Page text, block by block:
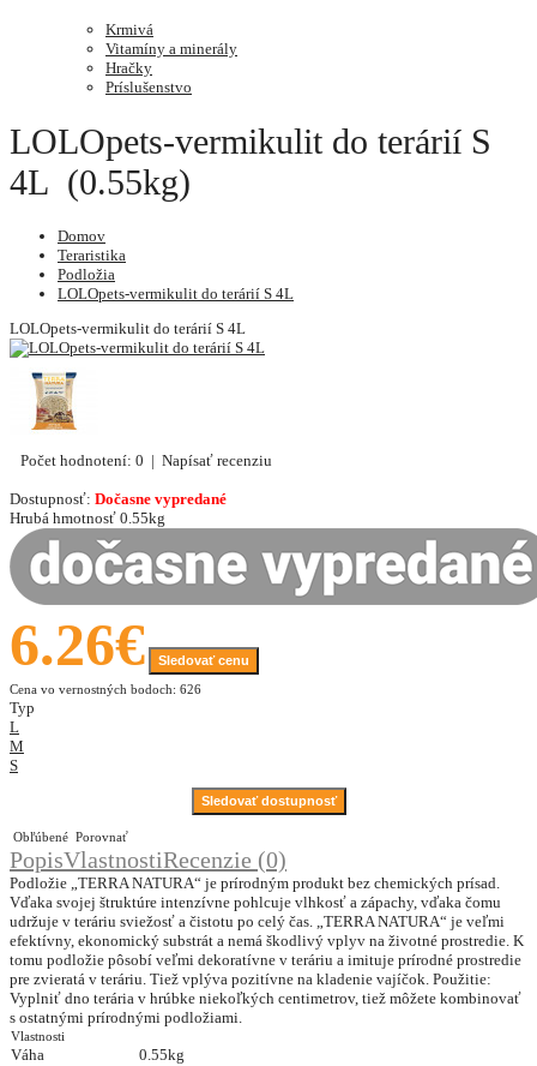
Krmivá
Vitamíny a minerály
Hračky
Príslušenstvo
LOLOpets-vermikulit do terárií S
4L (0.55kg)
Domov
Teraristika
Podložia
LOLOpets-vermikulit do terárií S 4L
LOLOpets-vermikulit do terárií S 4L
Počet hodnotení: 0 | Napísať recenziu
Dostupnosť: Dočasne vypredané
Hrubá hmotnosť 0.55kg
6.26€
Sledovať cenu
Cena vo vernostných bodoch: 626
Typ
L
M
S
Sledovať dostupnosť
Obľúbené Porovnať
PopisVlastnostiRecenzie (0)
Podložie „TERRA NATURA“ je prírodným produkt bez chemických prísad.
Vďaka svojej štruktúre intenzívne pohlcuje vlhkosť a zápachy, vďaka čomu
udržuje v teráriu sviežosť a čistotu po celý čas. „TERRA NATURA“ je veľmi
efektívny, ekonomický substrát a nemá škodlivý vplyv na životné prostredie. K
tomu podložie pôsobí veľmi dekoratívne v teráriu a imituje prírodné prostredie
pre zvieratá v teráriu. Tiež vplýva pozitívne na kladenie vajíčok. Použitie:
Vyplniť dno terária v hrúbke niekoľkých centimetrov, tiež môžete kombinovať
s ostatnými prírodnými podložiami.
Vlastnosti
Váha
0.55kg